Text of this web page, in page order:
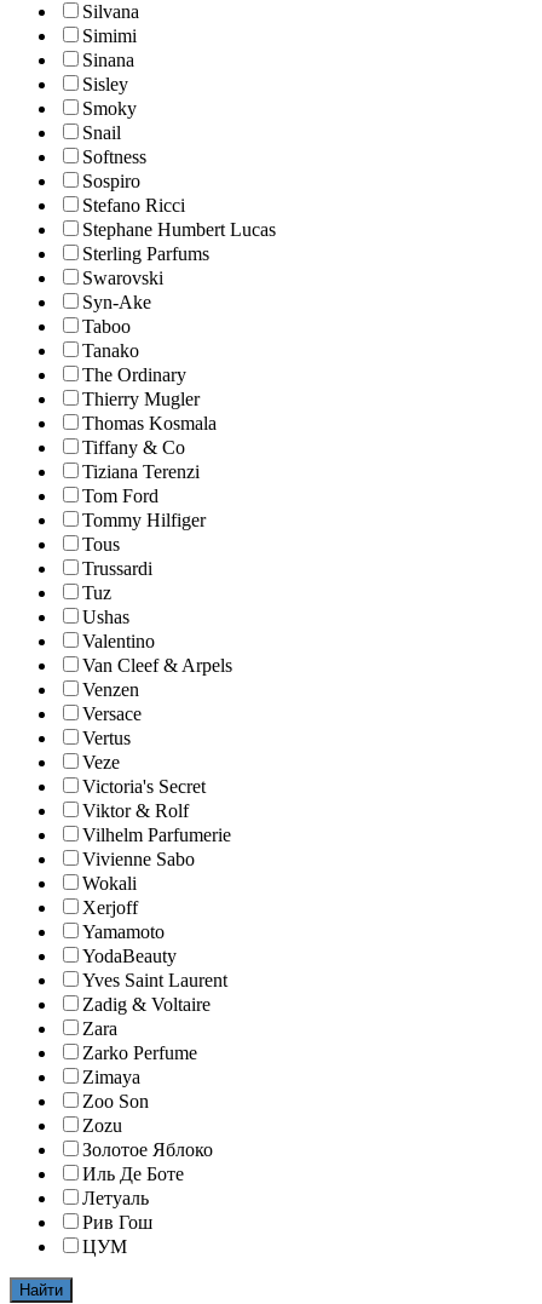
Silvana
Simimi
Sinana
Sisley
Smoky
Snail
Softness
Sospiro
Stefano Ricci
Stephane Humbert Lucas
Sterling Parfums
Swarovski
Syn-Ake
Taboo
Tanako
The Ordinary
Thierry Mugler
Thomas Kosmala
Tiffany & Co
Tiziana Terenzi
Tom Ford
Tommy Hilfiger
Tous
Trussardi
Tuz
Ushas
Valentino
Van Cleef & Arpels
Venzen
Versace
Vertus
Veze
Victoria's Secret
Viktor & Rolf
Vilhelm Parfumerie
Vivienne Sabo
Wokali
Xerjoff
Yamamoto
YodaBeauty
Yves Saint Laurent
Zadig & Voltaire
Zara
Zarko Perfume
Zimaya
Zoo Son
Zozu
Золотое Яблоко
Иль Де Боте
Летуаль
Рив Гош
ЦУМ
Найти